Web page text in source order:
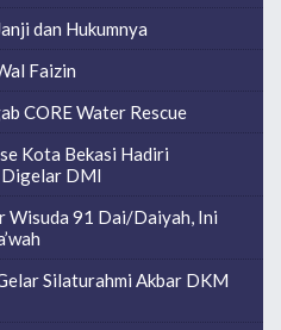
dan Hukumnya
Faizin
CORE Water Rescue
Kota Bekasi Hadiri
Digelar DMI
Wisuda 91 Dai/Daiyah, Ini
Silaturahmi Akbar DKM